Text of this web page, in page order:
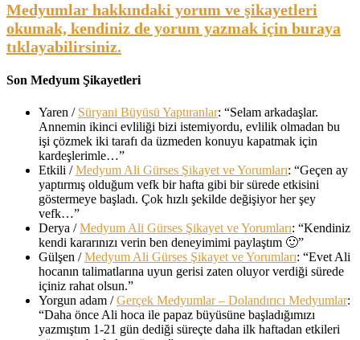
Medyumlar hakkındaki yorum ve şikayetleri
okumak, kendiniz de yorum yazmak için buraya
tıklayabilirsiniz.
Son Medyum Şikayetleri
Yaren / Süryani Büyüsü Yaptıranlar: “Selam arkadaşlar.
Annemin ikinci evliliği bizi istemiyordu, evlilik olmadan bu
işi çözmek iki tarafı da üzmeden konuyu kapatmak için
kardeşlerimle…”
Etkili /Medyum Ali Gürses Şikayet ve Yorumları: “Geçen ay
yaptırmış olduğum vefk bir hafta gibi bir sürede etkisini
göstermeye başladı. Çok hızlı şekilde değişiyor her şey
vefk…”
Derya /Medyum Ali Gürses Şikayet ve Yorumları: “Kendiniz
kendi kararınızı verin ben deneyimimi paylaştım 🙂”
Gülşen /Medyum Ali Gürses Şikayet ve Yorumları: “Evet Ali
hocanın talimatlarına uyun gerisi zaten oluyor verdiği sürede
içiniz rahat olsun.”
Yorgun adam /Gerçek Medyumlar – Dolandırıcı Medyumlar:
“Daha önce Ali hoca ile papaz büyüsüne başladığımızı
yazmıştım 1-21 gün dediği süreçte daha ilk haftadan etkileri